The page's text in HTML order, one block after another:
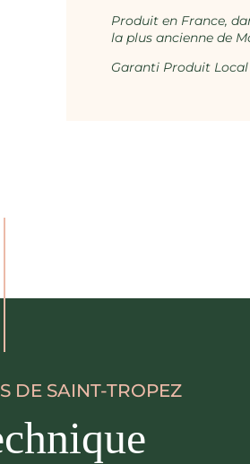
Produit en France,
la plus ancienne de
Garanti Produit
DE SAINT-TROPEZ